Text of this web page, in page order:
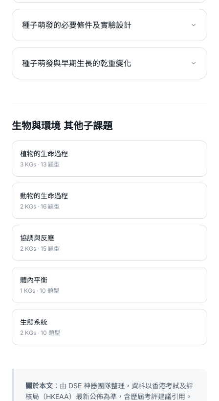
種子萌發的必要條件及實驗設計
種子萌發與早期生長的乾重變化
生物與環境 其他子課題
植物的生命過程
3 KGs · 13 題型
動物的生命過程
2 KGs · 16 題型
協調與反應
2 KGs · 15 題型
體內平衡
1 KGs · 10 題型
生態系統
2 KGs · 10 題型
關於本文 ：由 DSE 神器團隊整理，資料以香港考試及評
核局（HKEAA）最新公佈為準，含歷屆考評建議引用。